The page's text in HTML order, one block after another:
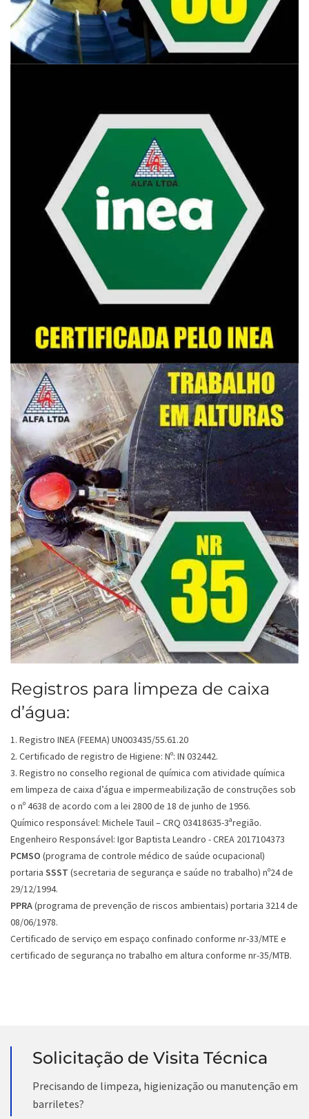
Registros para limpeza de caixa
d’água:
1. Registro INEA (FEEMA) UN003435/55.61.20
2. Certificado de registro de Higiene: Nº: IN 032442.
3. Registro no conselho regional de química com atividade química
em limpeza de caixa d’água e impermeabilização de construções sob
o nº 4638 de acordo com a lei 2800 de 18 de junho de 1956.
Químico responsável: Michele Tauil – CRQ 03418635-3ªregião.
Engenheiro Responsável: Igor Baptista Leandro - CREA 2017104373
PCMSO (programa de controle médico de saúde ocupacional)
portaria SSST (secretaria de segurança e saúde no trabalho) nº24 de
29/12/1994.
PPRA(programa de prevenção de riscos ambientais) portaria 3214 de
08/06/1978.
Certificado de serviço em espaço confinado conforme nr-33/MTE e
certificado de segurança no trabalho em altura conforme nr-35/MTB.
Solicitação de Visita Técnica
Precisando de limpeza, higienização ou manutenção em
barriletes?